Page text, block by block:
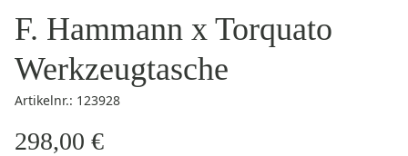
F. Hammann x Torquato
Werkzeugtasche
Artikelnr.: 123928
298,00 €